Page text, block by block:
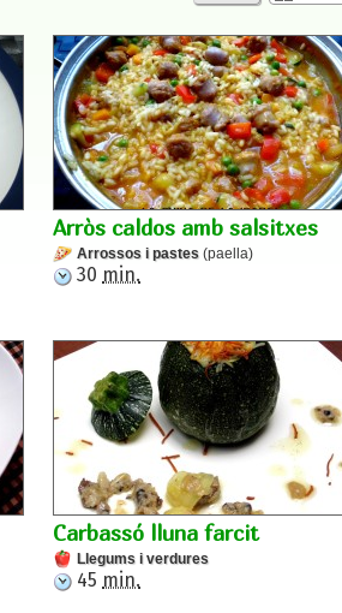
Arròs caldos amb salsitxes
Arrossos i pastes (paella)
30 min.
Carbassó lluna farcit
Llegums i verdures
45 min.